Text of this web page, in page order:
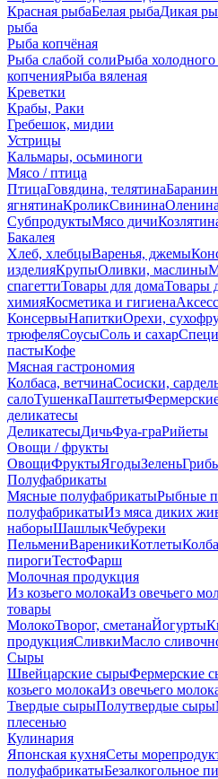
Красная рыбаБелая рыбаДикая
рыба
Рыба копчёная
Рыба слабой солиРыба
копченияРыба вяленая
Креветки
Крабы, Раки
Гребешок, мидии
Устрицы
Кальмары, осьминоги
Мясо / птица
ПтицаГовядина, телятина
ягнятинаКроликСвининаОленина
СубпродуктыМясо дичи
Бакалея
Хлеб, хлебцыВаренья, джемы
изделияКрупыОливки, маслины
спагеттиТовары для домаТовары
химияКосметика и гигиена
КонсервыНапиткиОрехи,
трюфеляСоусыСоль и сахар
пастыКофе
Мясная гастрономия
Колбаса, ветчинаСосиски,
салоТушенкаПаштеты
деликатесы
ДеликатесыДичьФуа-граРийеты
Овощи / фрукты
ОвощиФруктыЯгодыЗелень
Полуфабрикаты
Мясные полуфабрикатыРыбные
полуфабрикатыИз мяса диких
наборыШашлыкЧебуреки
ПельмениВареникиКотлеты
пирогиТестоФарш
Молочная продукция
Из козьего молокаИз овечьего
товары
МолокоТворог, сметанаЙогурты
продукцияСливкиМасло
Сыры
Швейцарские сырыФермерские
козьего молокаИз овечьего
Твердые сырыПолутвердые сыры
плесенью
Кулинария
Японская кухняСеты
полуфабрикатыБезалкогольное